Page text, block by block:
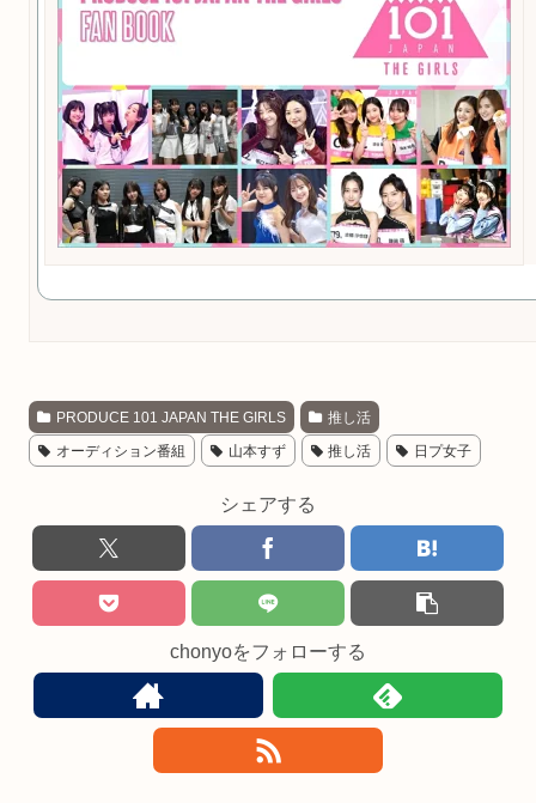
PRODUCE 101 JAPAN THE GIRLS 推し活
オーディション番組 山本すず 推し活 日プ女子
シェアする
chonyoをフォローする